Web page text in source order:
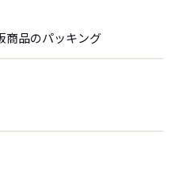
品のパッキング